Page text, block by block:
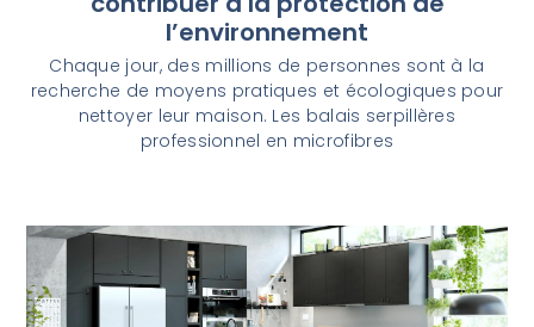
l’environnement
Chaque jour, des millions de personnes sont à la
recherche de moyens pratiques et écologiques pour
nettoyer leur maison. Les balais serpillères
professionnel en microfibres